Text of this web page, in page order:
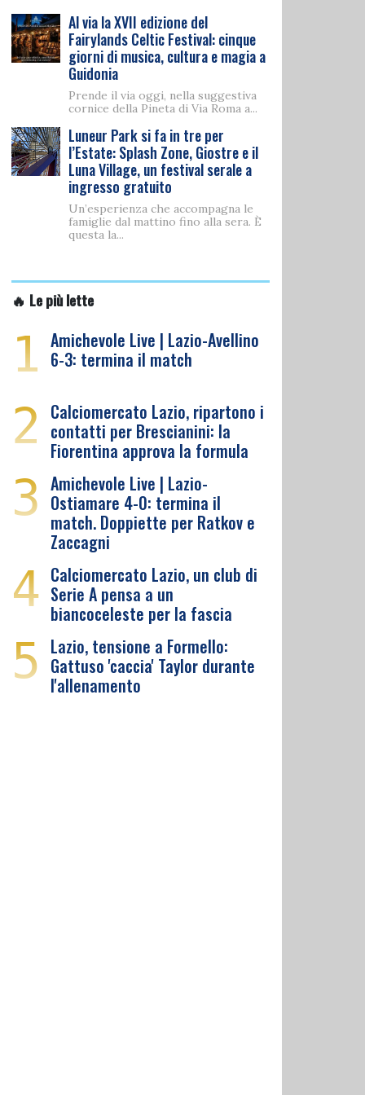
Al via la XVII edizione del
Fairylands Celtic Festival: cinque
giorni di musica, cultura e magia a
Guidonia
Prende il via oggi, nella suggestiva
cornice della Pineta di Via Roma a...
Luneur Park si fa in tre per
l’Estate: Splash Zone, Giostre e il
Luna Village, un festival serale a
ingresso gratuito
Un’esperienza che accompagna le
famiglie dal mattino fino alla sera. È
questa la...
🔥 Le più lette
1 Amichevole Live | Lazio-Avellino
6-3: termina il match
2 Calciomercato Lazio, ripartono i
contatti per Brescianini: la
Fiorentina approva la formula
3 Amichevole Live | Lazio-
Ostiamare 4-0: termina il
match. Doppiette per Ratkov e
Zaccagni
4 Calciomercato Lazio, un club di
Serie A pensa a un
biancoceleste per la fascia
5 Lazio, tensione a Formello:
Gattuso 'caccia' Taylor durante
l'allenamento